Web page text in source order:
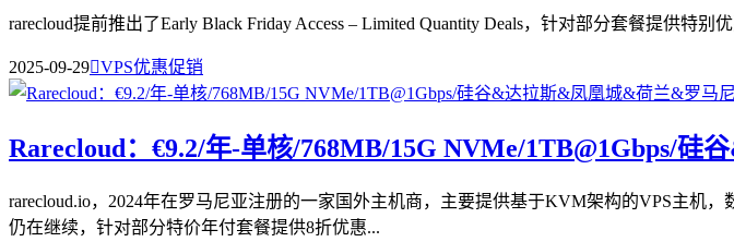
rarecloud提前推出了Early Black Friday Access – Limited Quantity Deals，针对部分套餐提供特
2025-09-29VPS优惠促销
Rarecloud：€9.2/年-单核/768MB/15G NVMe/1TB@1Gbps/
rarecloud.io，2024年在罗马尼亚注册的一家国外主机商，主要提供基于KVM架构的VPS主机
仍在继续，针对部分特价年付套餐提供8折优惠...